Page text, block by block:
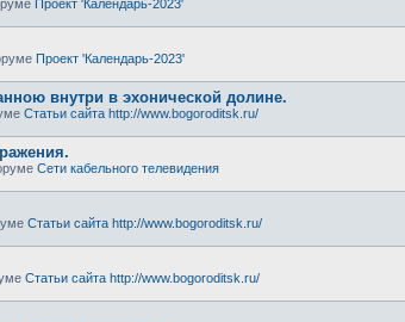
Проект 'Календарь-2023'
Проект 'Календарь-2023'
внутри в эхонической долине.
Статьи сайта http://www.bogoroditsk.ru/
Сети кабельного телевидения
Статьи сайта http://www.bogoroditsk.ru/
Статьи сайта http://www.bogoroditsk.ru/